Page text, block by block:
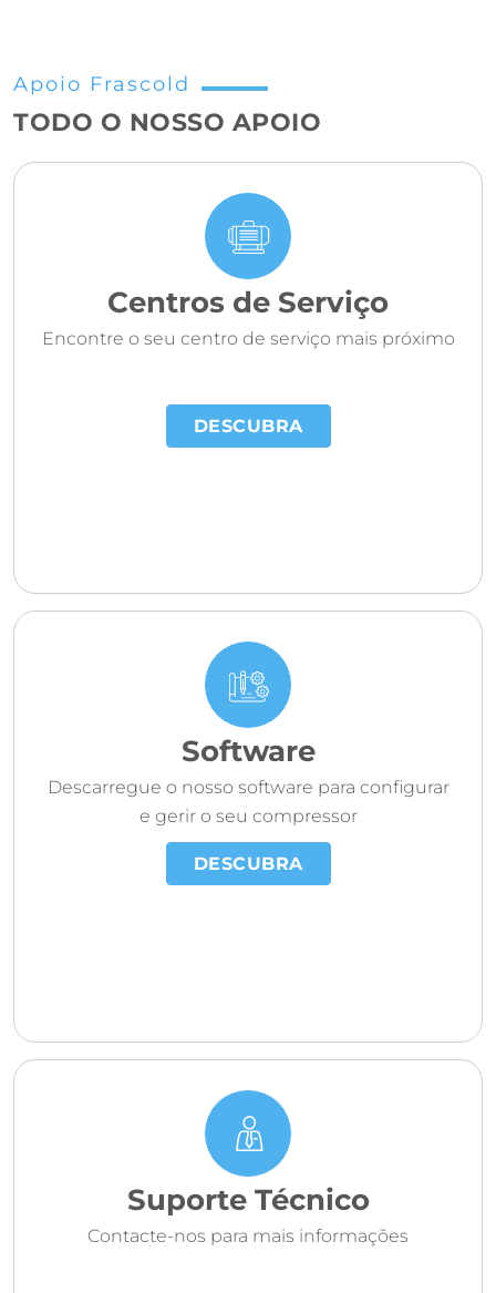
Apoio Frascold
TODO O NOSSO APOIO
Centros de Serviço
Encontre o seu centro de serviço mais próximo
DESCUBRA
Software
Descarregue o nosso software para configurar
e gerir o seu compressor
DESCUBRA
Suporte Técnico
Contacte-nos para mais informações